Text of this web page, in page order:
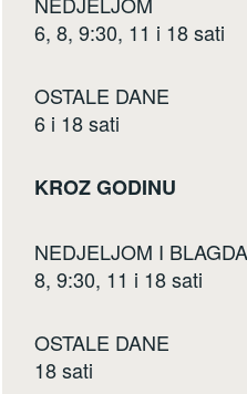
6, 8, 9:30, 11 i 18 sati
OSTALE DANE
6 i 18 sati
KROZ GODINU
NEDJELJOM I
8, 9:30, 11 i 18 sati
OSTALE DANE
18 sati